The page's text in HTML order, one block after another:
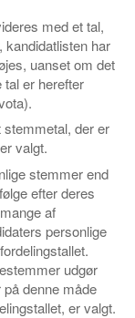
med et tal,
kandidatlisten har
uanset om det
er herefter
stemmetal, der er
valgt.
stemmer end
efter deres
af
personlige
udgør
denne måde
er valgt.